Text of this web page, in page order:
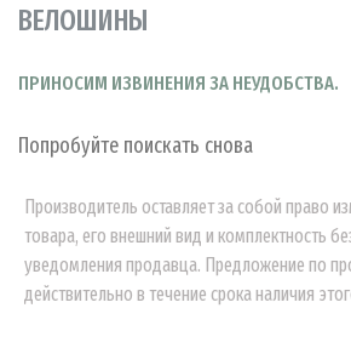
ВЕЛОШИНЫ
ПРИНОСИМ ИЗВИНЕНИЯ ЗА НЕУДОБСТВА.
Попробуйте поискать снова
Производитель оставляет за собой право
товара, его внешний вид и комплектность
уведомления продавца. Предложение по
действительно в течение срока наличия